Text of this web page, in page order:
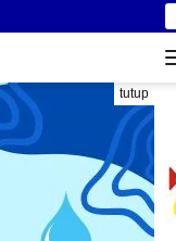
ke
tutup